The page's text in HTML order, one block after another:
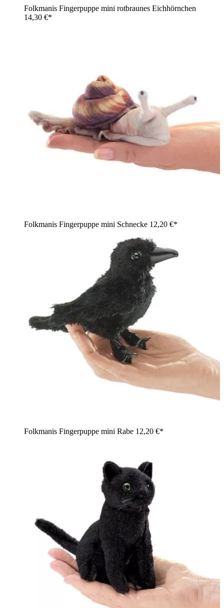
Folkmanis Fingerpuppe mini rotbraunes Eichhörnchen
14,30 €*
Folkmanis Fingerpuppe mini Schnecke 12,20 €*
Folkmanis Fingerpuppe mini Rabe 12,20 €*